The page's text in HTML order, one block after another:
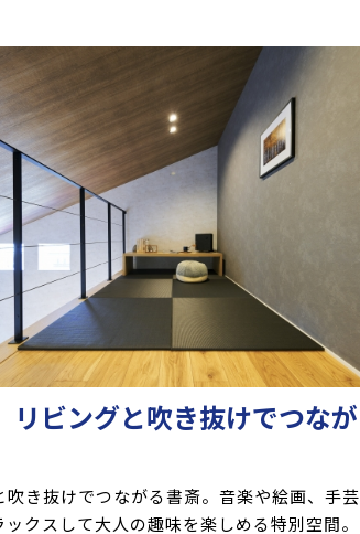
リビングと吹き抜けでつなが
吹き抜けでつながる書斎。音楽や絵画、手芸
ックスして大人の趣味を楽しめる特別空間。